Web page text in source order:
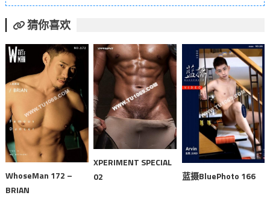
猜你喜欢
WhoseMan 172 –
BRIAN
XPERIMENT SPECIAL
02
蓝摄BluePhoto 166